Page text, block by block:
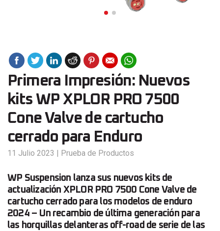
Primera Impresión: Nuevos
kits WP XPLOR PRO 7500
Cone Valve de cartucho
cerrado para Enduro
11 Julio 2023 | Prueba de Productos
WP Suspension lanza sus nuevos kits de
actualización XPLOR PRO 7500 Cone Valve de
cartucho cerrado para los modelos de enduro
2024 – Un recambio de última generación para
las horquillas delanteras off-road de serie de las